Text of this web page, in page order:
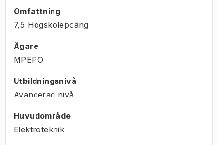
Omfattning
7,5 Högskolepoäng
Ägare
MPEPO
Utbildningsnivå
Avancerad nivå
Huvudområde
Elektroteknik